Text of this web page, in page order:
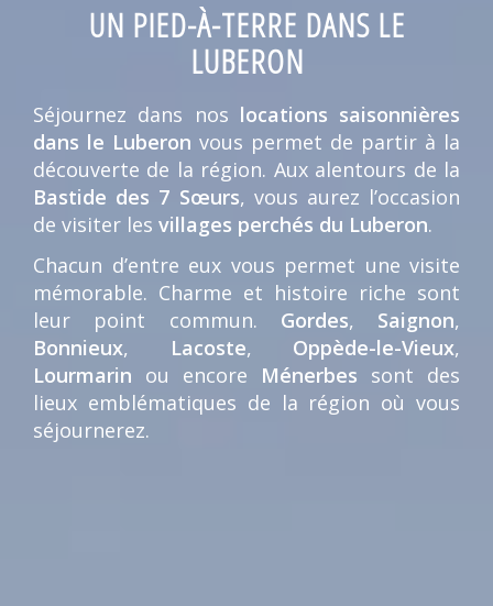
UN PIED-À-TERRE DANS LE
LUBERON
Séjournez dans nos locations saisonnières
dans le Luberon vous permet de partir à la
découverte de la région. Aux alentours de la
Bastide des 7 Sœurs, vous aurez l’occasion
de visiter les villages perchés du Luberon.
Chacun d’entre eux vous permet une visite
mémorable. Charme et histoire riche sont
leur point commun. Gordes, Saignon,
Bonnieux, Lacoste, Oppède-le-Vieux,
Lourmarin ou encore Ménerbes sont des
lieux emblématiques de la région où vous
séjournerez.